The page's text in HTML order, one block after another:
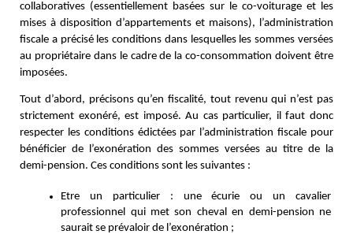
collaboratives (essentiellement basées sur le co-voiturage et les
mises à disposition d’appartements et maisons), l’administration
fiscale a précisé les conditions dans lesquelles les sommes versées
au propriétaire dans le cadre de la co-consommation doivent être
imposées.
Tout d’abord, précisons qu’en fiscalité, tout revenu qui n’est pas
strictement exonéré, est imposé. Au cas particulier, il faut donc
respecter les conditions édictées par l’administration fiscale pour
bénéficier de l’exonération des sommes versées au titre de la
demi-pension. Ces conditions sont les suivantes :
Etre un particulier : une écurie ou un cavalier
professionnel qui met son cheval en demi-pension ne
saurait se prévaloir de l’exonération ;